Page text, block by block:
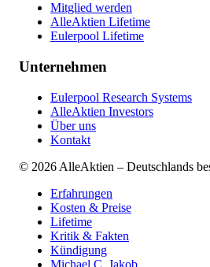
Mitglied werden
AlleAktien Lifetime
Eulerpool Lifetime
Unternehmen
Eulerpool Research Systems
AlleAktien Investors
Über uns
Kontakt
© 2026 AlleAktien – Deutschlands
Erfahrungen
Kosten & Preise
Lifetime
Kritik & Fakten
Kündigung
Michael C. Jakob